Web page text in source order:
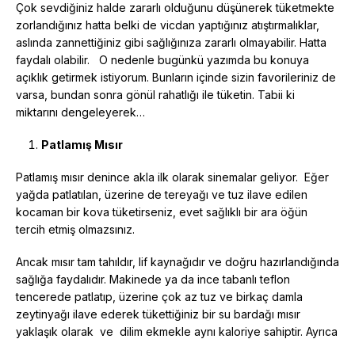
Çok sevdiğiniz halde zararlı olduğunu düşünerek tüketmekte
zorlandığınız hatta belki de vicdan yaptığınız atıştırmalıklar,
aslında zannettiğiniz gibi sağlığınıza zararlı olmayabilir. Hatta
faydalı olabilir. O nedenle bugünkü yazımda bu konuya
açıklık getirmek istiyorum. Bunların içinde sizin favorileriniz de
varsa, bundan sonra gönül rahatlığı ile tüketin. Tabii ki
miktarını dengeleyerek…
Patlamış Mısır
Patlamış mısır denince akla ilk olarak sinemalar geliyor. Eğer
yağda patlatılan, üzerine de tereyağı ve tuz ilave edilen
kocaman bir kova tüketirseniz, evet sağlıklı bir ara öğün
tercih etmiş olmazsınız.
Ancak mısır tam tahıldır, lif kaynağıdır ve doğru hazırlandığında
sağlığa faydalıdır. Makinede ya da ince tabanlı teflon
tencerede patlatıp, üzerine çok az tuz ve birkaç damla
zeytinyağı ilave ederek tükettiğiniz bir su bardağı mısır
yaklaşık olarak ve dilim ekmekle aynı kaloriye sahiptir. Ayrıca